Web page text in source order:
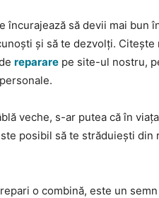
încurajează să devii mai bun
și să te dezvolți.
reparare pe site-ul nostru,
veche, s-ar putea că în
posibil să te străduiești
o combină, este un